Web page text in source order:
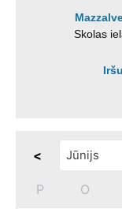
Skolas
<
P O